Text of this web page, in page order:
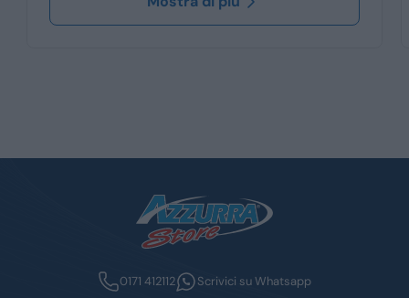
0171 412112 Scrivici su Whatsapp